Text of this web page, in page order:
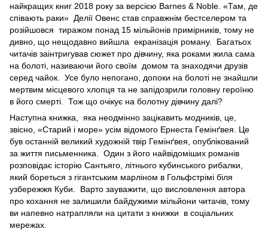
найкращих книг 2018 року за версією Barnes & Noble. «Там, де
співають раки» Делії Овенс став справжнім бестселером та
розійшовся тиражом понад 15 мільйонів примірників, тому не
дивно, що нещодавно вийшла екранізація роману. Багатьох
читачів заінтригував сюжет про дівчину, яка роками жила сама
на болоті, називаючи його своїм домом та знаходячи друзів
серед чайок. Усе було непогано, допоки на болоті не знайшли
мертвим місцевого хлопця та не запідозрили головну героїню
в його смерті. Тож що очікує на болотну дівчину далі?
Наступна книжка, яка неодмінно зацікавить модників, це,
звісно, «Старий і море» усім відомого Ернеста Гемінґвея. Це
був останній великий художній твір Гемінґвея, опублікований
за життя письменника. Один з його найвідоміших романів
розповідає історію Сантьяго, літнього кубинського рибалки,
який бореться з гігантським марліном в Гольфстрімі біля
узбережжя Куби. Варто зауважити, що висловлення автора
про кохання не залишили байдужими мільйони читачів, тому
ви напевно натрапляли на цитати з книжки в соціальних
мережах.